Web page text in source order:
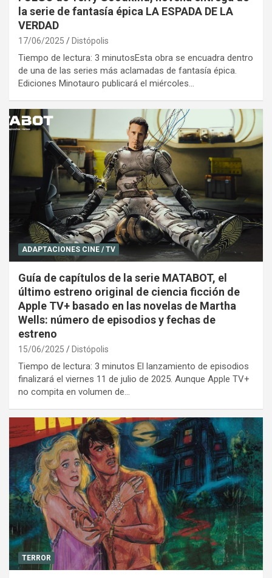
la serie de fantasía épica LA ESPADA DE LA
VERDAD
17/06/2025 Distópolis
Tiempo de lectura: 3 minutosEsta obra se encuadra dentro
de una de las series más aclamadas de fantasía épica.
Ediciones Minotauro publicará el miércoles…
ADAPTACIONES CINE / TV
Guía de capítulos de la serie MATABOT, el
último estreno original de ciencia ficción de
Apple TV+ basado en las novelas de Martha
Wells: número de episodios y fechas de
estreno
15/06/2025 Distópolis
Tiempo de lectura: 3 minutos El lanzamiento de episodios
finalizará el viernes 11 de julio de 2025. Aunque Apple TV+
no compita en volumen de…
TERROR